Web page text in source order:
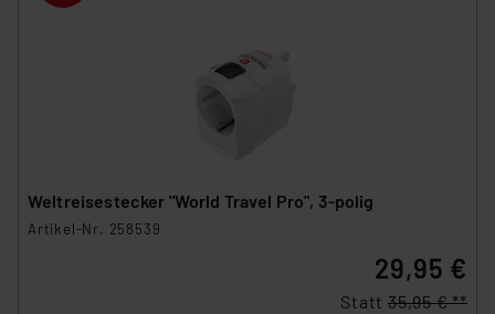
Weltreisestecker "World Travel Pro", 3-polig
Artikel-Nr. 258539
29,95 €
Statt 35,95 € **